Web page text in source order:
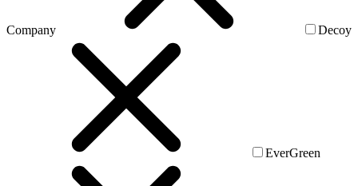
Company Decoy
EverGreen